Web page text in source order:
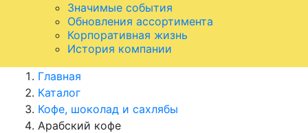
Значимые события
Обновления ассортимента
Корпоративная жизнь
История компании
Главная
Каталог
Кофе, шоколад и сахлябы
Арабский кофе